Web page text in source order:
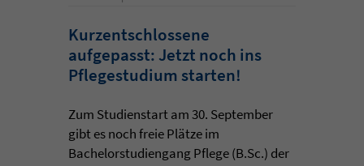
Kurzentschlossene
aufgepasst: Jetzt noch ins
Pflegestudium starten!
Zum Studienstart am 30. September
gibt es noch freie Plätze im
Bachelorstudiengang Pflege (B.Sc.) der